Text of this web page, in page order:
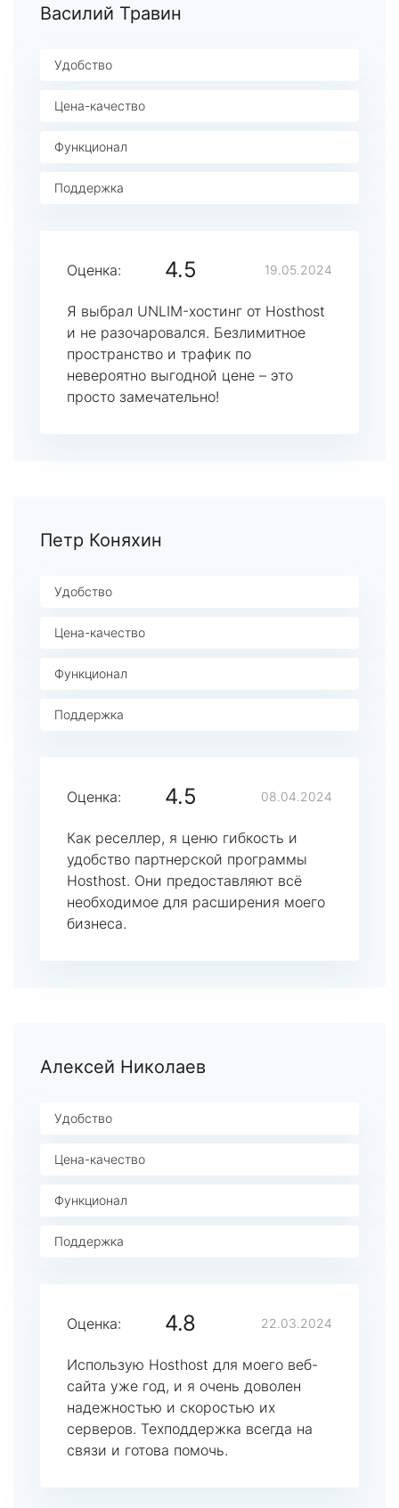
Василий Травин
Удобство
Цена-качество
Функционал
Поддержка
Оценка: 4.5 19.05.2024
Я выбрал UNLIM-хостинг от Hosthost
и не разочаровался. Безлимитное
пространство и трафик по
невероятно выгодной цене – это
просто замечательно!
Петр Коняхин
Удобство
Цена-качество
Функционал
Поддержка
Оценка: 4.5 08.04.2024
Как реселлер, я ценю гибкость и
удобство партнерской программы
Hosthost. Они предоставляют всё
необходимое для расширения моего
бизнеса.
Алексей Николаев
Удобство
Цена-качество
Функционал
Поддержка
Оценка: 4.8 22.03.2024
Использую Hosthost для моего веб-
сайта уже год, и я очень доволен
надежностью и скоростью их
серверов. Техподдержка всегда на
связи и готова помочь.